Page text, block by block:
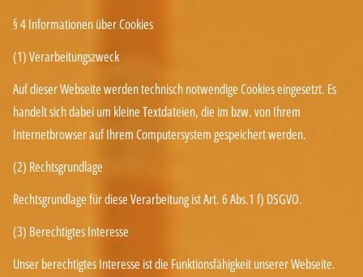
§ 4 Informationen über Cookies
(1) Verarbeitungszweck
Auf dieser Webseite werden technisch notwendige Cookies eingesetzt. Es
handelt sich dabei um kleine Textdateien, die im bzw. von Ihrem
Internetbrowser auf Ihrem Computersystem gespeichert werden.
(2) Rechtsgrundlage
Rechtsgrundlage für diese Verarbeitung ist Art. 6 Abs.1 f) DSGVO.
(3) Berechtigtes Interesse
Unser berechtigtes Interesse ist die Funktionsfähigkeit unserer Webseite.